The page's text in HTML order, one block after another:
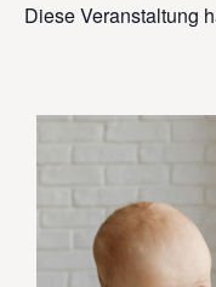
Diese Veranstaltung